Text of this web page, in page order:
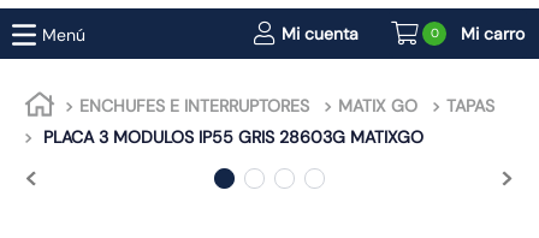
0
ENCHUFES E INTERRUPTORES MATIX GO
TAPAS
PLACA 3 MODULOS IP55 GRIS 28603G MATIXGO
TÉRMINOS MÁS BUSCADOS
1.
enchufe
2.
interruptor
3.
foco
4.
enchufes